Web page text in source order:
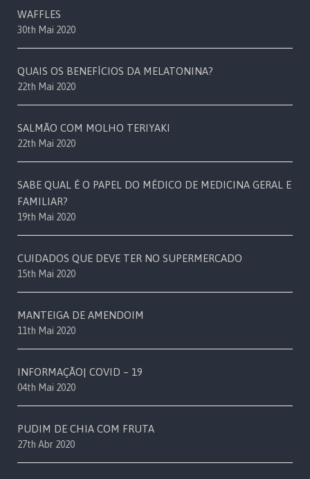
WAFFLES
30th Mai 2020
QUAIS OS BENEFÍCIOS DA MELATONINA?
22th Mai 2020
SALMÃO COM MOLHO TERIYAKI
22th Mai 2020
SABE QUAL É O PAPEL DO MÉDICO DE MEDICINA GERAL E
FAMILIAR?
19th Mai 2020
CUIDADOS QUE DEVE TER NO SUPERMERCADO
15th Mai 2020
MANTEIGA DE AMENDOIM
11th Mai 2020
INFORMAÇÃO| COVID – 19
04th Mai 2020
PUDIM DE CHIA COM FRUTA
27th Abr 2020